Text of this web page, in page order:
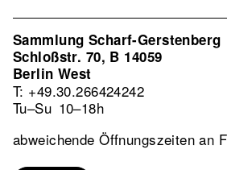
Sammlung Scharf-Gerstenberg
Schloßstr. 70, B 14059
Berlin West
T: +49.30.266424242
Tu–Su 10–18h
abweichende Öffnungszeiten an